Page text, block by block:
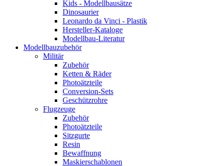
Kids - Modellbausätze
Dinosaurier
Leonardo da Vinci - Plastik
Hersteller-Kataloge
Modellbau-Literatur
Modellbauzubehör
Militär
Zubehör
Ketten & Räder
Photoätzteile
Conversion-Sets
Geschützrohre
Flugzeuge
Zubehör
Photoätzteile
Sitzgurte
Resin
Bewaffnung
Maskierschablonen